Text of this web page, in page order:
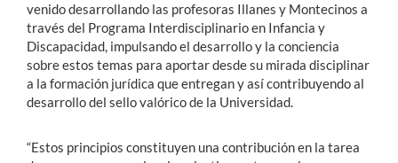
venido desarrollando las profesoras Illanes y Montecinos a
través del Programa Interdisciplinario en Infancia y
Discapacidad, impulsando el desarrollo y la conciencia
sobre estos temas para aportar desde su mirada disciplinar
a la formación jurídica que entregan y así contribuyendo al
desarrollo del sello valórico de la Universidad.
“Estos principios constituyen una contribución en la tarea